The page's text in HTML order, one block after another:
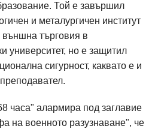
Той е завършил
и металургичен институт
търговия в
университет, но е защитил
сигурност, каквато е и
часа" алармира под заглавие
на военното разузнаване", че